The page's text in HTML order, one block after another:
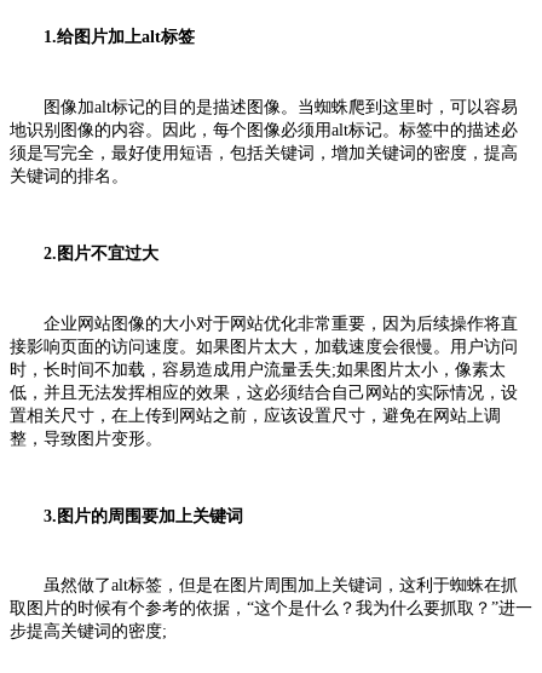
1.给图片加上alt标签
图像加alt标记的目的是描述图像。当蜘蛛爬到这里时，可以容易
地识别图像的内容。因此，每个图像必须用alt标记。标签中的描述必
须是写完全，最好使用短语，包括关键词，增加关键词的密度，提高
关键词的排名。
2.图片不宜过大
企业网站图像的大小对于网站优化非常重要，因为后续操作将直
接影响页面的访问速度。如果图片太大，加载速度会很慢。用户访问
时，长时间不加载，容易造成用户流量丢失;如果图片太小，像素太
低，并且无法发挥相应的效果，这必须结合自己网站的实际情况，设
置相关尺寸，在上传到网站之前，应该设置尺寸，避免在网站上调
整，导致图片变形。
3.图片的周围要加上关键词
虽然做了alt标签，但是在图片周围加上关键词，这利于蜘蛛在抓
取图片的时候有个参考的依据，“这个是什么？我为什么要抓取？”进一
步提高关键词的密度;